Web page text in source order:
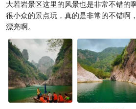
大若岩景区这里的风景也是非常不错的
很小众的景点玩，真的是非常的不错啊
漂亮啊。